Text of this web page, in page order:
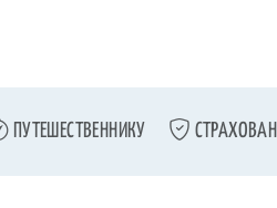
ПУТЕШЕСТВЕННИКУ